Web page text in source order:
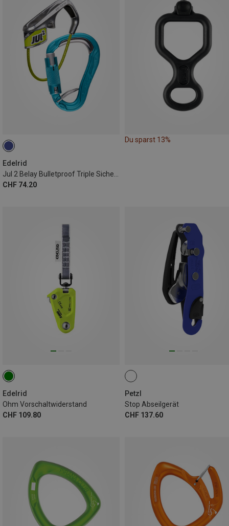
Edelrid
Jul 2 Belay Bulletproof Triple Sicherungsgerät-Set
CHF 74.20
Du sparst 13%
Edelrid
Ohm Vorschaltwiderstand
CHF 109.80
Petzl
Stop Abseilgerät
CHF 137.60